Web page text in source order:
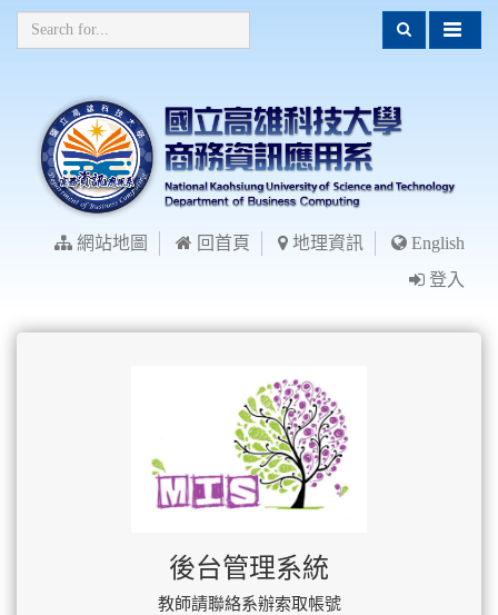
網站地圖 回首頁 地理資訊
English
登入
後台管理系統
教師請聯絡系辦索取帳號